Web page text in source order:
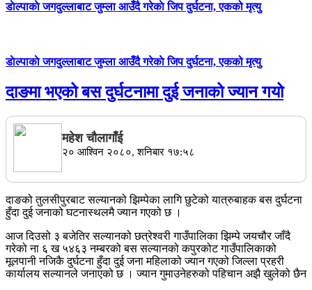
डाेल्पाकाे जगदुल्लाबाट जुम्ला आउँदै गरेकाे जिप दुर्घटना, एकको मृत्यु
डाेल्पाकाे जगदुल्लाबाट जुम्ला आउँदै गरेकाे जिप दुर्घटना, एकको मृत्यु
दाङमा भएको बस दुर्घटनामा दुई जनाको ज्यान गयो
महेश चाैलागाँई
२० आश्विन २०८०, शनिबार १७:५८
दाङको तुलसीपुरबाट सल्यानको झिम्पेका लागि छुटेको यात्रुबाहक बस दुर्घटना
हुँदा दुई जनाको घटनास्थलमै ज्यान गएको छ ।
आज दिउसो ३ बजेतिर सल्यानको छत्रेश्वरी गाउँपालिका झिम्पे जयचौर जाँदै
गरेको ना ६ ख ५४६३ नम्बरको बस सल्यानको कपुरकोट गाउँपालिकाको
मूलपानी नजिकै दुर्घटना हुँदा दुई जना महिलाको ज्यान गएको जिल्ला प्रहरी
कार्यालय सल्यानले जनाएको छ । ज्यान गुमाउनेहरुको पहिचान अझै खुलेको छैन